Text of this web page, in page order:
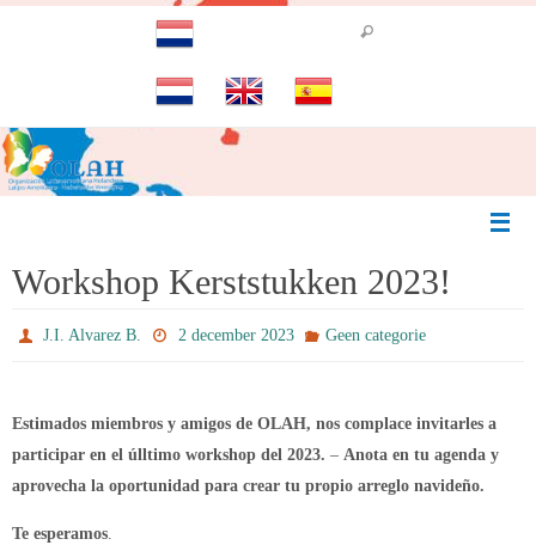
Workshop Kerststukken 2023!
J.I. Alvarez B. 2 december 2023 Geen categorie
Estimados miembros y amigos de OLAH, nos complace invitarles a
participar en el úlltimo workshop del 2023. – Anota en tu agenda y
aprovecha la oportunidad para crear tu propio arreglo navideño.
Te esperamos.